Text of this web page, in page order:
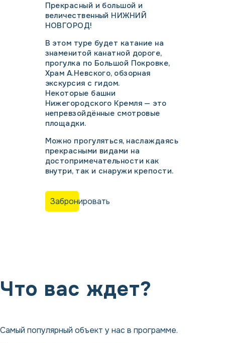
Прекрасный и большой и
величественный НИЖНИЙ
НОВГОРОД!
В этом туре будет катание на
знаменитой канатной дороге,
прогулка по Большой Покровке,
Храм А.Невского, обзорная
экскурсия с гидом.
Некоторые башни
Нижегородского Кремля — это
непревзойдённые смотровые
площадки.
Можно прогуляться, наслаждаясь
прекрасными видами на
достопримечательности как
внутри, так и снаружи крепости.
Забронировать
Что вас ждет?
Самый популярный объект у нас в программе.